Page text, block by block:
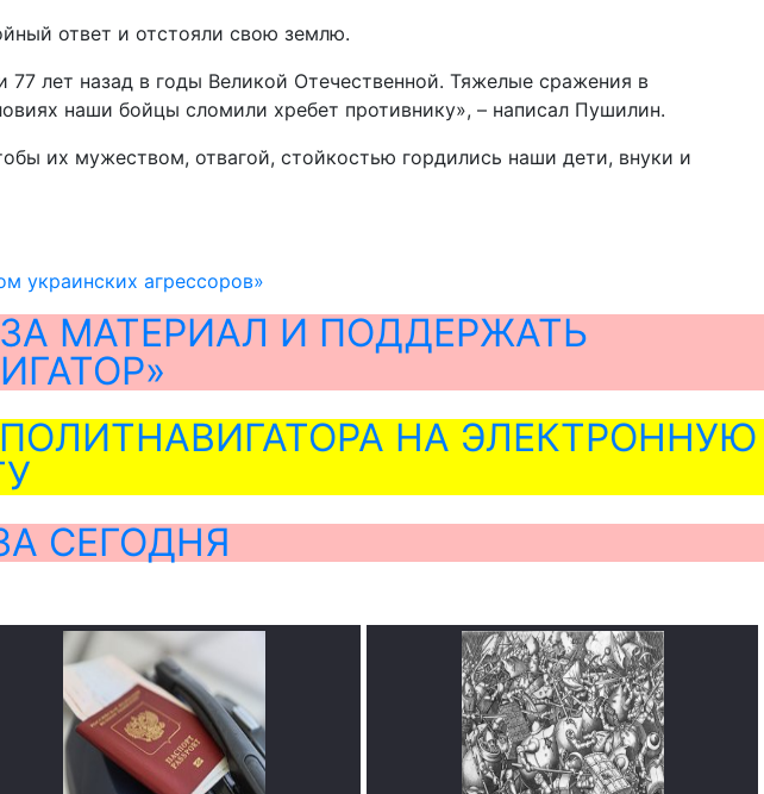
ответ и отстояли свою землю.
лет назад в годы Великой Отечественной. Тяжелые сражения в
наши бойцы сломили хребет противнику», – написал Пушилин.
их мужеством, отвагой, стойкостью гордились наши дети, внуки и
украинских агрессоров»
МАТЕРИАЛ И ПОДДЕРЖАТЬ
НА ЭЛЕКТРОННУЮ
СЕГОДНЯ